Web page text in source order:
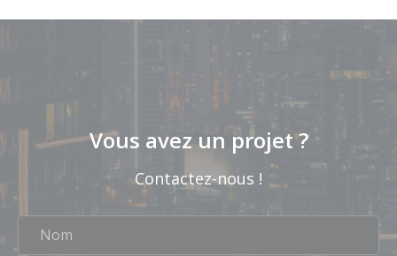
Vous avez un projet ?
Contactez-nous !